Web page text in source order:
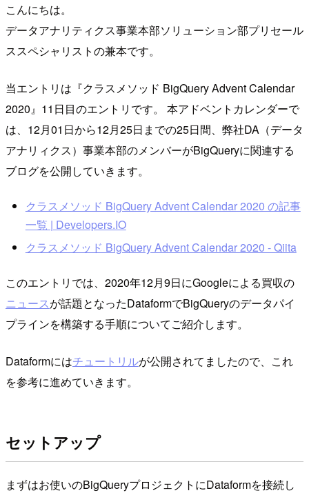
こんにちは。
データアナリティクス事業本部ソリューション部プリセール
ススペシャリストの兼本です。
当エントリは『クラスメソッド BigQuery Advent Calendar
2020』11日目のエントリです。 本アドベントカレンダーで
は、12月01日から12月25日までの25日間、弊社DA（データ
アナリィクス）事業本部のメンバーがBigQueryに関連する
ブログを公開していきます。
クラスメソッド BigQuery Advent Calendar 2020 の記事
一覧 | Developers.IO
クラスメソッド BigQuery Advent Calendar 2020 - Qiita
このエントリでは、2020年12月9日にGoogleによる買収の
ニュースが話題となったDataformでBigQueryのデータパイ
プラインを構築する手順についてご紹介します。
Dataformにはチュートリルが公開されてましたので、これ
を参考に進めていきます。
セットアップ
まずはお使いのBigQueryプロジェクトにDataformを接続し